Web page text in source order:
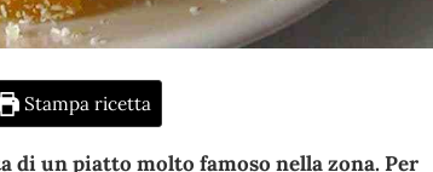
Stampa ricetta
un piatto molto famoso nella zona. Per